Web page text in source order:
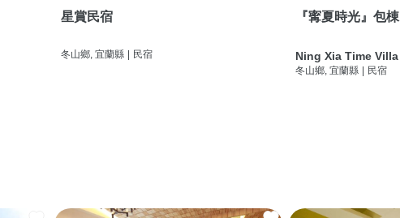
星賞民宿
冬山鄉, 宜蘭縣 | 民宿
『寗夏時光』包棟
Ning Xia Time Villa
冬山鄉, 宜蘭縣 | 民宿